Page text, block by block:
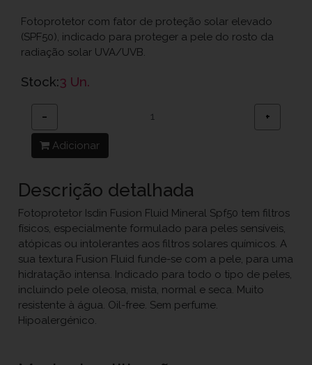
Fotoprotetor com fator de proteção solar elevado
(SPF50), indicado para proteger a pele do rosto da
radiação solar UVA/UVB.
Stock:3 Un.
− +
Adicionar
Descrição detalhada
Fotoprotetor Isdin Fusion Fluid Mineral Spf50 tem filtros
físicos, especialmente formulado para peles sensíveis,
atópicas ou intolerantes aos filtros solares químicos. A
sua textura Fusion Fluid funde-se com a pele, para uma
hidratação intensa. Indicado para todo o tipo de peles,
incluindo pele oleosa, mista, normal e seca. Muito
resistente à água. Oil-free. Sem perfume.
Hipoalergénico.